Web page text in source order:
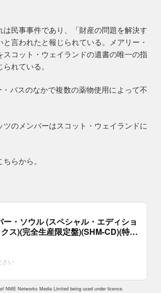
民事事件であり、「財産の問題を解決す
言われたと報じられている。メアリー・
コット・ウェイランドの遺書の唯一の指
れている。
バスのなかで複数の薬物使用によって不
のメンバーはスコット・ウェイランドに
らから。
ー・ソウル (スペシャル・エディショ
ス)(完全生産限定盤)(SHM-CD)(特
さい
NME Networks Media Limited being used under licence.